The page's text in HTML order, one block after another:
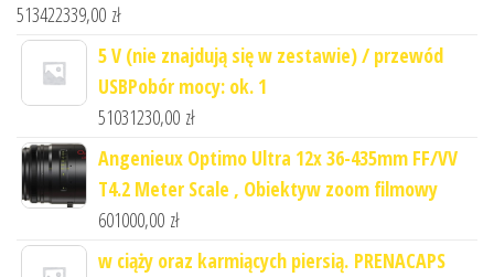
513422339,00 zł
5 V (nie znajdują się w zestawie) / przewód
USBPobór mocy: ok. 1
51031230,00 zł
Angenieux Optimo Ultra 12x 36-435mm FF/VV
T4.2 Meter Scale , Obiektyw zoom filmowy
601000,00 zł
w ciąży oraz karmiących piersią. PRENACAPS